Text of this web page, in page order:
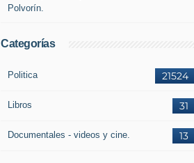
Polvorín.
Categorías
21524
Politica
31
Libros
13
Documentales - videos y cine.